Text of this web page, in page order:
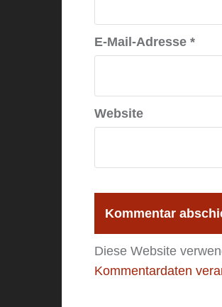
E-Mail-Adresse *
Website
Diese Website
Kommentardaten